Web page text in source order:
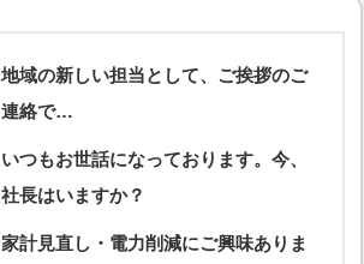
地域の新しい担当として、ご挨拶のご
連絡で…
いつもお世話になっております。今、
社長はいますか？
家計見直し・電力削減にご興味ありま